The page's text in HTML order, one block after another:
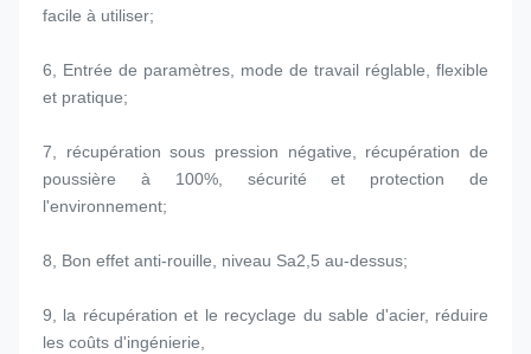
facile à utiliser;
6, Entrée de paramètres, mode de travail réglable, flexible
et pratique;
7, récupération sous pression négative, récupération de
poussière à 100%, sécurité et protection de
l'environnement;
8, Bon effet anti-rouille, niveau Sa2,5 au-dessus;
9, la récupération et le recyclage du sable d'acier, réduire
les coûts d'ingénierie,